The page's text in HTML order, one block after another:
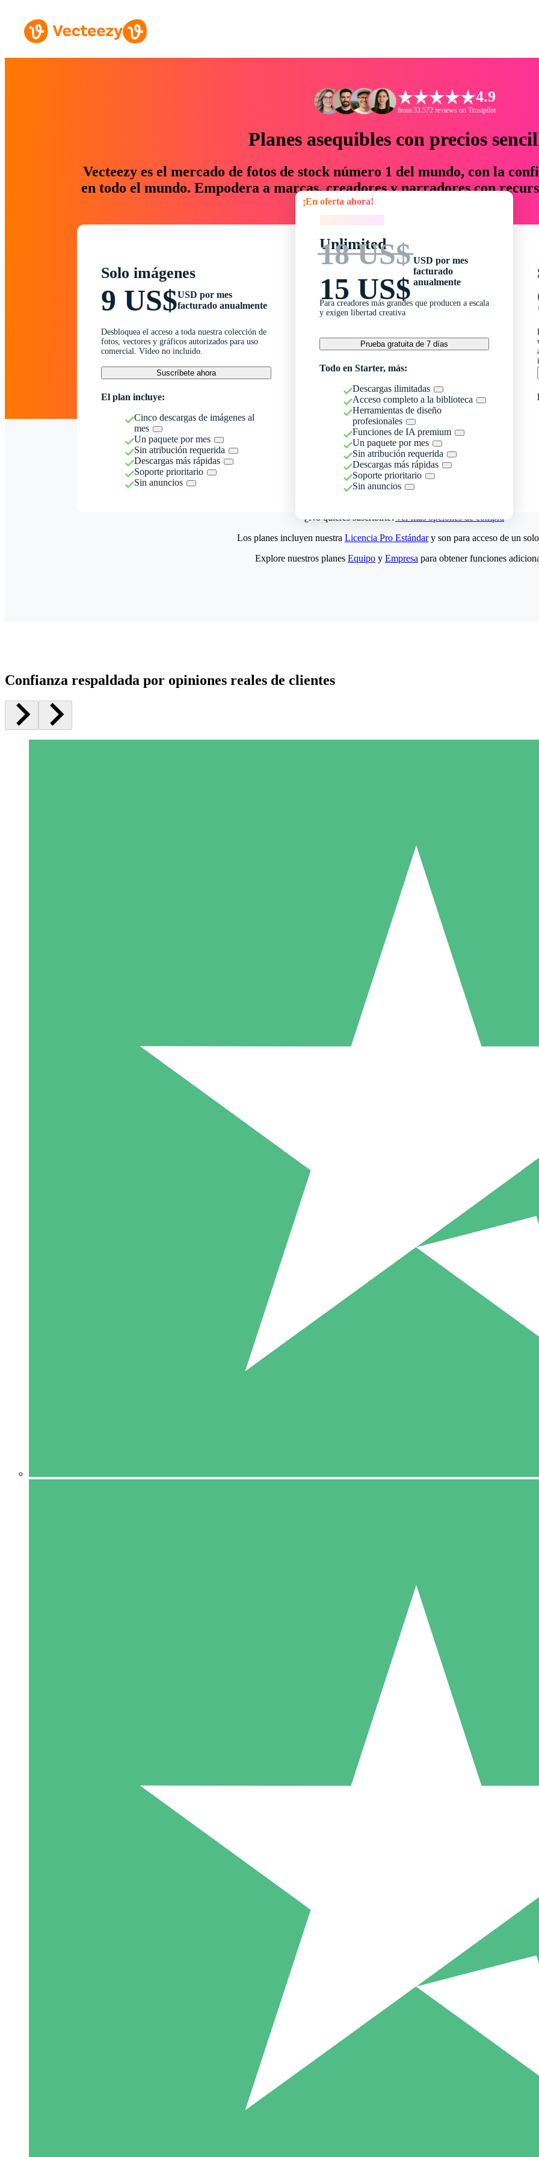
4.9
from 33.572 reviews on Trustpilot
Planes asequibles con precios
Vecteezy es el mercado de fotos de stock número 1 del mundo, con la
en todo el mundo. Empodera a marcas, creadores y narradores con
un 76 % en tiempo y presupuesto.
Solo imágenes
9 US$USD por mes
facturado anualmente
Desbloquea el acceso a toda nuestra colección de
fotos, vectores y gráficos autorizados para uso
comercial. Vídeo no incluido.
Suscríbete ahora
El plan incluye:
Cinco descargas de imágenes al
mes
Un paquete por mes
Sin atribución requerida
Descargas más rápidas
Soporte prioritario
Sin anuncios
¡En oferta ahora!
Unlimited
18 US$
15 US$
USD por mes
facturado
anualmente
Para creadores más grandes que producen a escala
y exigen libertad creativa
Prueba gratuita de 7 días
Todo en Starter, más:
Descargas ilimitadas
Acceso completo a la biblioteca
Herramientas de diseño
profesionales
Funciones de IA premium
Un paquete por mes
Sin atribución requerida
Descargas más rápidas
Soporte prioritario
Sin anuncios
¿No quieres suscribirte?Ver más opciones de compra
5 Descargas
15
Los planes incluyen nuestra Licencia Pro Estándary son para acceso de un
Explore nuestros planes Equipo y Empresa para obtener funciones
Confianza respaldada por opiniones reales de clientes